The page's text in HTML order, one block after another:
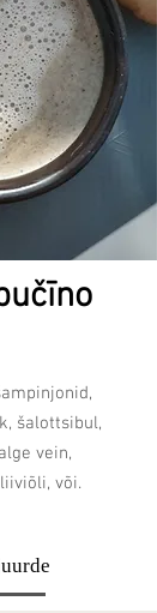
šalottsibul,
vein,
või.